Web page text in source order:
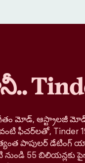
మోడ్, ఆస్ట్రాలజీ
ఫీచర్‌లతో, Tinder
పాపులర్
నుండి 55